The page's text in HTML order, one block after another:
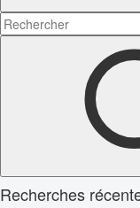
Recherches